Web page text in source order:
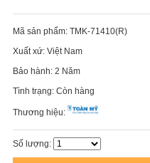
Mã sản phẩm: TMK-71410(R)
Xuất xứ: Việt Nam
Bảo hành: 2 Năm
Tình trạng: Còn hàng
Thương hiệu:
Số lượng: